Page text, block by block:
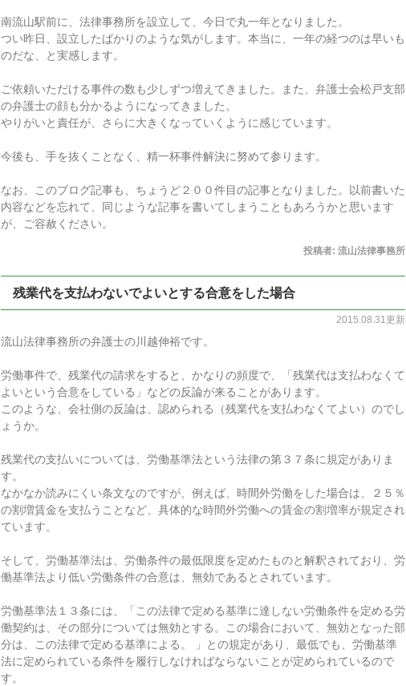
南流山駅前に、法律事務所を設立して、今日で丸一年となりました。
つい昨日、設立したばかりのような気がします。本当に、一年の経つのは早いも
のだな、と実感します。
ご依頼いただける事件の数も少しずつ増えてきました。また、弁護士会松戸支部
の弁護士の顔も分かるようになってきました。
やりがいと責任が、さらに大きくなっていくように感じています。
今後も、手を抜くことなく、精一杯事件解決に努めて参ります。
なお、このブログ記事も、ちょうど２００件目の記事となりました。以前書いた
内容などを忘れて、同じような記事を書いてしまうこともあろうかと思います
が、ご容赦ください。
投稿者: 流山法律事務所
残業代を支払わないでよいとする合意をした場合
2015.08.31更新
流山法律事務所の弁護士の川越伸裕です。
労働事件で、残業代の請求をすると、かなりの頻度で、「残業代は支払わなくて
よいという合意をしている」などの反論が来ることがあります。
このような、会社側の反論は、認められる（残業代を支払わなくてよい）のでし
ょうか。
残業代の支払いについては、労働基準法という法律の第３７条に規定がありま
す。
なかなか読みにくい条文なのですが、例えば、時間外労働をした場合は、２５％
の割増賃金を支払うことなど、具体的な時間外労働への賃金の割増率が規定され
ています。
そして、労働基準法は、労働条件の最低限度を定めたものと解釈されており、労
働基準法より低い労働条件の合意は、無効であるとされています。
労働基準法１３条には、「この法律で定める基準に達しない労働条件を定める労
働契約は、その部分については無効とする。この場合において、無効となった部
分は、この法律で定める基準による。 」との規定があり、最低でも、労働基準
法に定められている条件を履行しなければならないことが定められているので
す。